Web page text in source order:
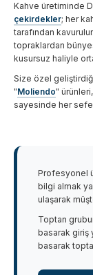
Nespresso
Pratik Filtre
Çözünebilir Kahve
Çekirdek Kahve
Chemex
Moka Pot
Makine
Kahve
Kahve üretiminde
çekirdekler; her
tarafından
topraklardan
kusursuz haliyle
Size özel
"Moliendo"
sayesinde her
Profesyonel
bilgi almak
ulaşarak
Toptan
basarak giriş
basarak